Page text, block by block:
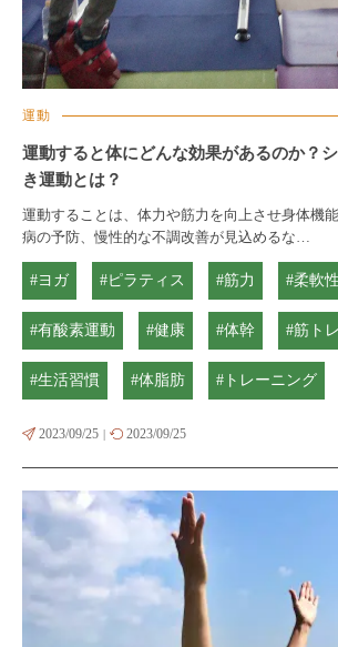
運動
運動すると体にどんな効果があるのか？
き運動とは？
運動することは、体力や筋力を向上させ身体機
病の予防、慢性的な不調改善が見込めるな…
#ヨガ #ピラティス #筋力 #柔軟性
#有酸素運動 #健康 #体幹 #筋トレ
#生活習慣 #体脂肪 #トレーニング
2023/09/25 | 2023/09/25